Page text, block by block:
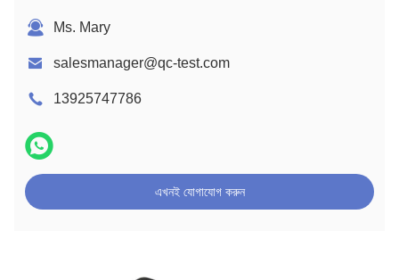
Ms. Mary
salesmanager@qc-test.com
13925747786
এখনই যোগাযোগ করুন